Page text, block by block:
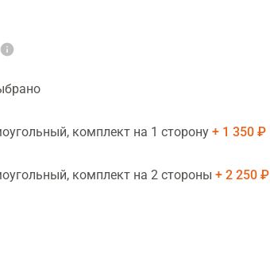
комплект на 1 сторону 1 350 ₽
комплект на 2 стороны 2 250 ₽